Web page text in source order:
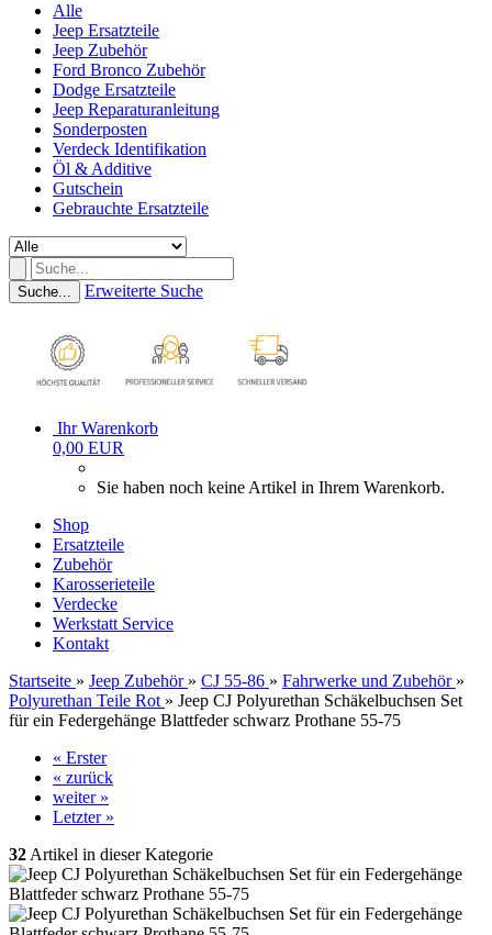
Alle
Jeep Ersatzteile
Jeep Zubehör
Ford Bronco Zubehör
Dodge Ersatzteile
Jeep Reparaturanleitung
Sonderposten
Verdeck Identifikation
Öl & Additive
Gutschein
Gebrauchte Ersatzteile
Suche... Erweiterte Suche
Ihr Warenkorb
0,00 EUR
Sie haben noch keine Artikel in Ihrem Warenkorb.
Shop
Ersatzteile
Zubehör
Karosserieteile
Verdecke
Werkstatt Service
Kontakt
Startseite » Jeep Zubehör » CJ 55-86 » Fahrwerke und Zubehör »
Polyurethan Teile Rot » Jeep CJ Polyurethan Schäkelbuchsen Set
für ein Federgehänge Blattfeder schwarz Prothane 55-75
« Erster
« zurück
weiter »
Letzter »
32 Artikel in dieser Kategorie